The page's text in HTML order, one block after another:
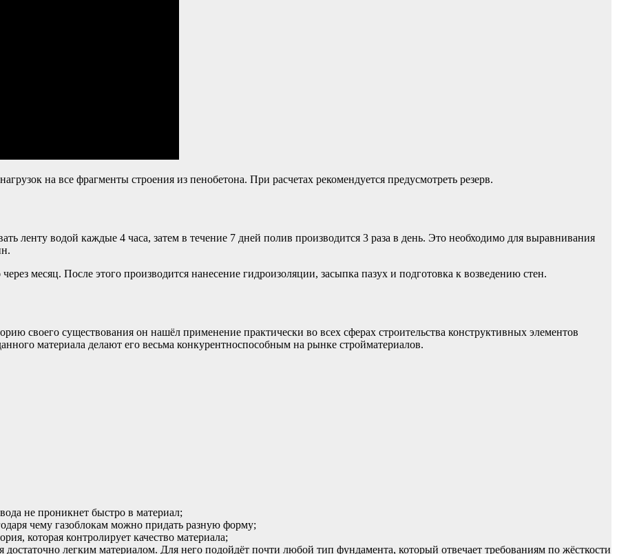
на все фрагменты строения из пенобетона. При расчетах рекомендуется предусмотреть резерв.
ленту водой каждые 4 часа, затем в течение 7 дней полив производится 3 раза в день. Это необходимо для выравнивания
месяц. После этого производится нанесение гидроизоляции, засыпка пазух и подготовка к возведению стен.
своего существования он нашёл применение практически во всех сферах строительства конструктивных элементов
материала делают его весьма конкурентноспособным на рынке стройматериалов.
не проникнет быстро в материал;
чему газоблокам можно придать разную форму;
которая контролирует качество материала;
достаточно легким материалом. Для него подойдёт почти любой тип фундамента, который отвечает требованиям по жёсткости